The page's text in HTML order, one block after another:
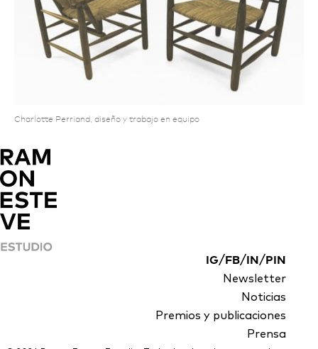
Charlotte Perriand, diseño y trabajo en equipo
IG/ FB/ IN / PIN
Newsletter
Noticias
Premios y publicaciones
Prensa